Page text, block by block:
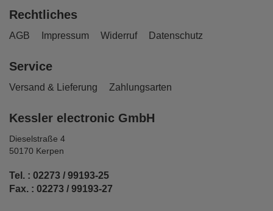
Rechtliches
AGB Impressum Widerruf Datenschutz
Service
Versand & Lieferung Zahlungsarten
Kessler electronic GmbH
Dieselstraße 4
50170 Kerpen
Tel. : 02273 / 99193-25
Fax. : 02273 / 99193-27